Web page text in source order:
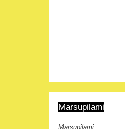
Marsupilami
Marsupilami